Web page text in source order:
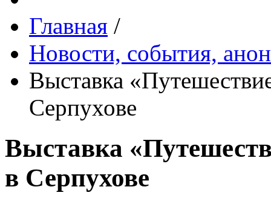
Главная /
Новости, события,
Выставка
Серпухове
Выставка
в Серпухове